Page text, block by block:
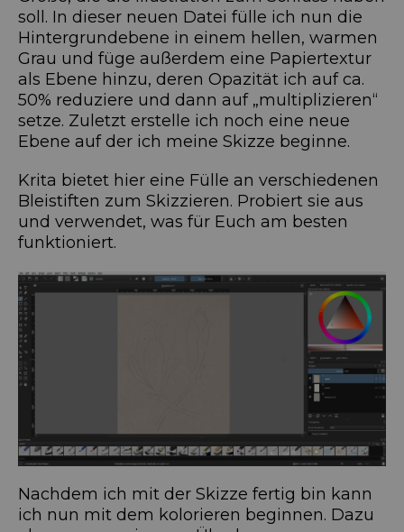
soll. In dieser neuen Datei fülle ich nun die
Hintergrundebene in einem hellen, warmen
Grau und füge außerdem eine Papiertextur
als Ebene hinzu, deren Opazität ich auf ca.
50% reduziere und dann auf „multiplizieren“
setze. Zuletzt erstelle ich noch eine neue
Ebene auf der ich meine Skizze beginne.
Krita bietet hier eine Fülle an verschiedenen
Bleistiften zum Skizzieren. Probiert sie aus
und verwendet, was für Euch am besten
funktioniert.
Nachdem ich mit der Skizze fertig bin kann
ich nun mit dem kolorieren beginnen. Dazu